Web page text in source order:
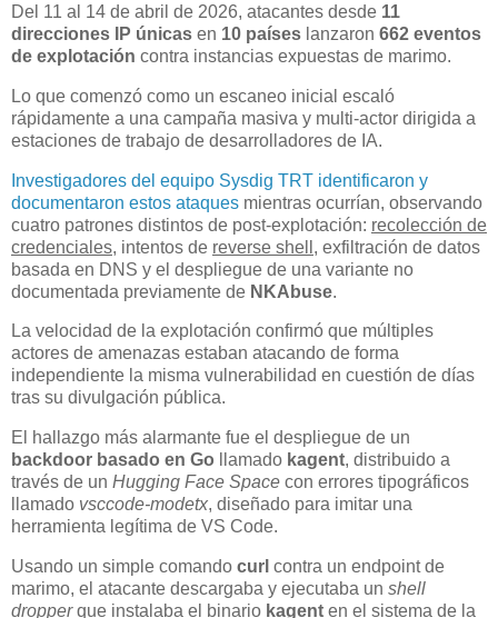
Del 11 al 14 de abril de 2026, atacantes desde 11
direcciones IP únicas en 10 países lanzaron 662 eventos
de explotación contra instancias expuestas de marimo.
Lo que comenzó como un escaneo inicial escaló
rápidamente a una campaña masiva y multi-actor dirigida a
estaciones de trabajo de desarrolladores de IA.
Investigadores del equipo Sysdig TRT identificaron y
documentaron estos ataques mientras ocurrían, observando
cuatro patrones distintos de post-explotación: recolección de
credenciales, intentos de reverse shell , exfiltración de datos
basada en DNS y el despliegue de una variante no
documentada previamente de NKAbuse.
La velocidad de la explotación confirmó que múltiples
actores de amenazas estaban atacando de forma
independiente la misma vulnerabilidad en cuestión de días
tras su divulgación pública.
El hallazgo más alarmante fue el despliegue de un
backdoor basado en Go llamado kagent, distribuido a
través de un Hugging Face Space con errores tipográficos
llamado vsccode-modetx, diseñado para imitar una
herramienta legítima de VS Code.
Usando un simple comando curl contra un endpoint de
marimo, el atacante descargaba y ejecutaba un shell
dropperque instalaba el binario kagent en el sistema de la